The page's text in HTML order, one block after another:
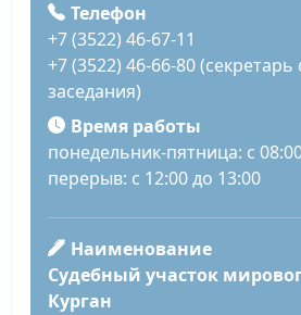
Телефон
+7 (3522) 46-67-11
+7 (3522) 46-66-80 (секретарь
заседания)
Время работы
понедельник-пятница: с
перерыв: с 12:00 до 13:00
Наименование
Судебный участок
Курган